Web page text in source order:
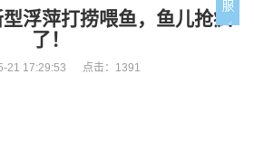
g
a
型浮萍打捞喂鱼，鱼儿抢疯
了！
21 17:29:53 点击： 1391